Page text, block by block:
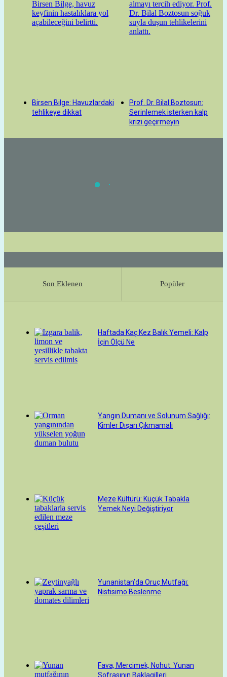
Birsen Bilge: Havuzlardaki
tehlikeye dikkat
Prof. Dr. Bilal Boztosun:
Serinlemek isterken kalp
krizi geçirmeyin
Son Eklenen Popüler
Haftada Kaç Kez Balık Yemeli: Kalp
İçin Ölçü Ne
Yangın Dumanı ve Solunum Sağlığı:
Kimler Dışarı Çıkmamalı
Meze Kültürü: Küçük Tabakla
Yemek Neyi Değiştiriyor
Yunanistan’da Oruç Mutfağı:
Nistisimo Beslenme
Fava, Mercimek, Nohut: Yunan
Sofrasının Baklagilleri